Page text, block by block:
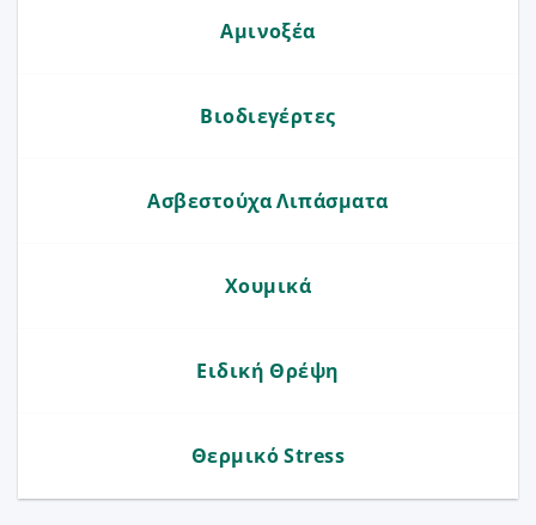
Αμινοξέα
Βιοδιεγέρτες
Ασβεστούχα Λιπάσματα
Χουμικά
Ειδική Θρέψη
Θερμικό Stress